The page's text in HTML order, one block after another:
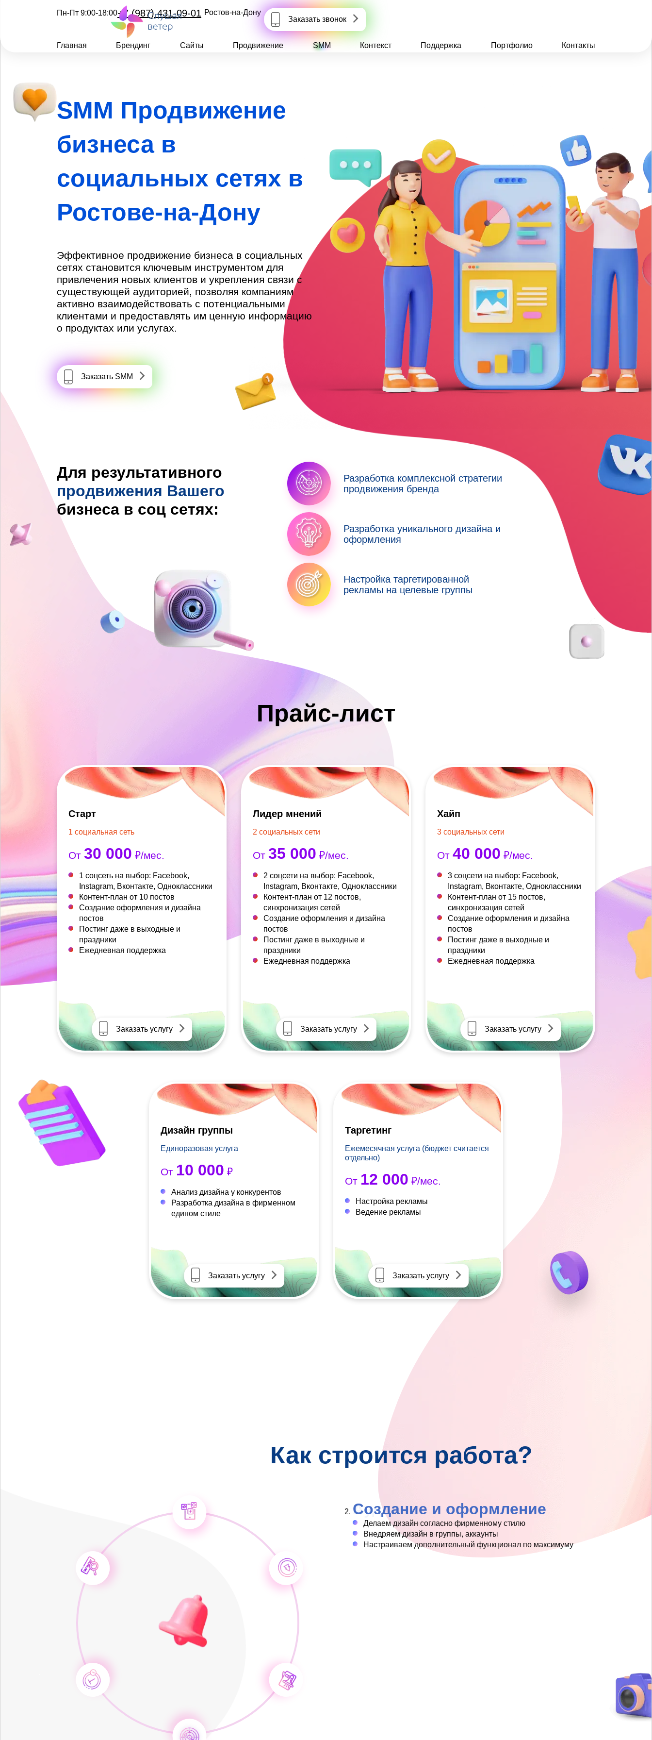
Пн-Пт 9:00-18:00+7 (987) 431-09-01 Ростов-на-Дону
Заказать звонок
Главная Брендинг Сайты Продвижение SMM Контекст Поддержка Портфолио Контакты
SMM Продвижение
бизнеса в
социальных сетях в
Ростове-на-Дону
Эффективное продвижение бизнеса в социальных
сетях становится ключевым инструментом для
привлечения новых клиентов и укрепления связи с
существующей аудиторией, позволяя компаниям
активно взаимодействовать с потенциальными
клиентами и предоставлять им ценную информацию
о продуктах или услугах.
Заказать SMM
Для результативного
продвижения Вашего
бизнеса в соц сетях:
Разработка комплексной стратегии
продвижения бренда
Разработка уникального дизайна и
оформления
Настройка таргетированной
рекламы на целевые группы
Прайс-лист
Старт
1 социальная сеть
От 30 000 ₽/мес.
1 соцсеть на выбор: Facebook,
Instagram, Вконтакте, Одноклассники
Контент-план от 10 постов
Создание оформления и дизайна
постов
Постинг даже в выходные и
праздники
Ежедневная поддержка
Заказать услугу
Лидер мнений
2 социальных сети
От 35 000 ₽/мес.
2 соцсети на выбор: Facebook,
Instagram, Вконтакте, Одноклассники
Контент-план от 12 постов,
синхронизация сетей
Создание оформления и дизайна
постов
Постинг даже в выходные и
праздники
Ежедневная поддержка
Заказать услугу
Хайп
3 социальных сети
От 40 000 ₽/мес.
3 соцсети на выбор: Facebook,
Instagram, Вконтакте, Одноклассники
Контент-план от 15 постов,
синхронизация сетей
Создание оформления и дизайна
постов
Постинг даже в выходные и
праздники
Ежедневная поддержка
Заказать услугу
Дизайн группы
Единоразовая услуга
От 10 000 ₽
Анализ дизайна у конкурентов
Разработка дизайна в фирменном
едином стиле
Заказать услугу
Таргетинг
Ежемесячная услуга (бюджет считается
отдельно)
От 12 000 ₽/мес.
Настройка рекламы
Ведение рекламы
Заказать услугу
Как строится работа?
Создание и оформление
Делаем дизайн согласно фирменному стилю
Внедряем дизайн в группы, аккаунты
Настраиваем дополнительный функционал по максимуму